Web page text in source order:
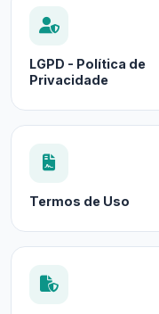
LGPD - Política de
Privacidade
Termos de Uso